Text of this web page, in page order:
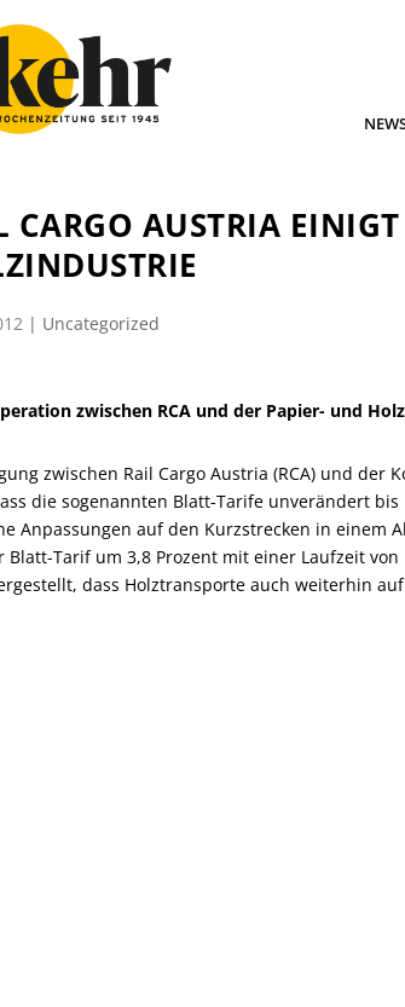
CARGO AUSTRIA
| Uncategorized
zwischen RCA und der Papier- und
zwischen Rail Cargo Austria (RCA) und der
die sogenannten Blatt-Tarife unverändert
Anpassungen auf den Kurzstrecken in einem
Blatt-Tarif um 3,8 Prozent mit einer Laufzeit
dass Holztransporte auch weiterhin